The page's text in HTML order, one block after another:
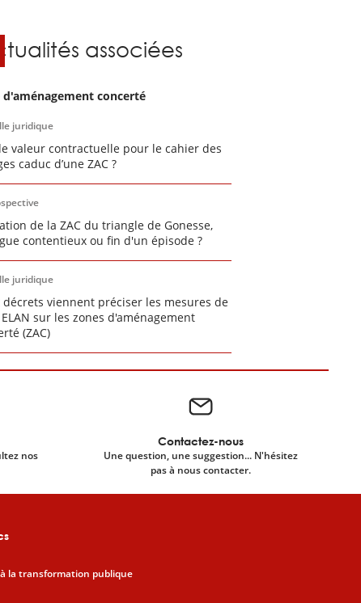
associées
d'aménagement concerté
juridique
valeur contractuelle pour le cahier des
caduc d’une ZAC ?
de la ZAC du triangle de Gonesse,
contentieux ou fin d'un épisode ?
juridique
décrets viennent préciser les mesures de
sur les zones d'aménagement
(ZAC)
nos
Contactez-nous
Une question, une suggestion... N'hésitez
pas à nous contacter.
la transformation publique